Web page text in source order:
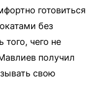
готовиться
без
того, чего не
получил
свою